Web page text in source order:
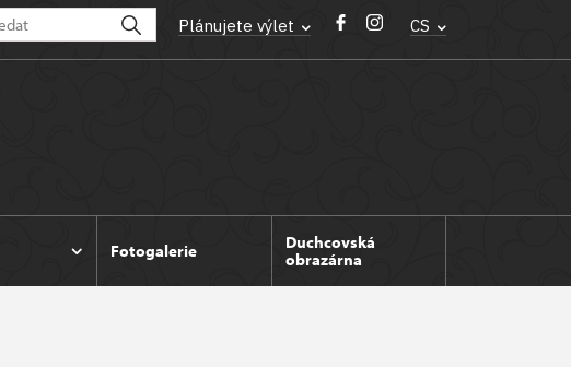
Plánujete výlet CS
Fotogalerie
Duchcovská
obrazárna